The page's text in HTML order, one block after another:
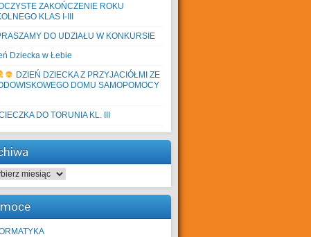
ZAKOŃCZENIE ROKU
KLAS I-III
DO UDZIAŁU W KONKURSIE
Dziecka w Łebie
DZIEŃ DZIECKA Z PRZYJACIÓŁMI ZE
DOMU SAMOPOMOCY
DO TORUNIA KL. III